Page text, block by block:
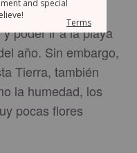
como no
poder ir a la playa
año. Sin embargo,
Tierra, también
la humedad, los
pocas flores